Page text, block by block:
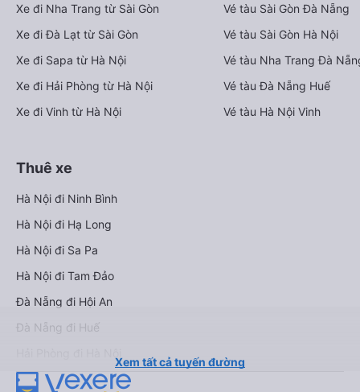
Xe đi Nha Trang từ Sài Gòn
Xe đi Đà Lạt từ Sài Gòn
Xe đi Sapa từ Hà Nội
Xe đi Hải Phòng từ Hà Nội
Xe đi Vinh từ Hà Nội
Vé tàu Sài Gòn Đà Nẵng
Vé tàu Sài Gòn Hà Nội
Vé tàu Nha Trang Đà
Vé tàu Đà Nẵng Huế
Vé tàu Hà Nội Vinh
Thuê xe
Hà Nội đi Ninh Bình
Hà Nội đi Hạ Long
Hà Nội đi Sa Pa
Hà Nội đi Tam Đảo
Đà Nẵng đi Hội An
Đà Nẵng đi Huế
Xem tất cả tuyến đường